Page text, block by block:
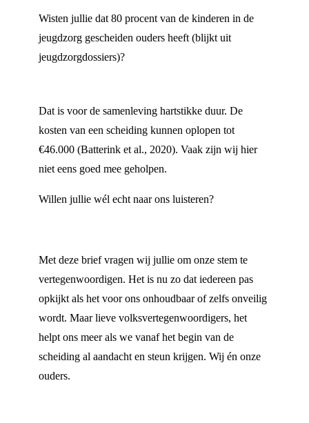
Wisten jullie dat 80 procent van de kinderen in de
jeugdzorg gescheiden ouders heeft (blijkt uit
jeugdzorgdossiers)?
Dat is voor de samenleving hartstikke duur. De
kosten van een scheiding kunnen oplopen tot
€46.000 (Batterink et al., 2020). Vaak zijn wij hier
niet eens goed mee geholpen.
Willen jullie wél echt naar ons luisteren?
Met deze brief vragen wij jullie om onze stem te
vertegenwoordigen. Het is nu zo dat iedereen pas
opkijkt als het voor ons onhoudbaar of zelfs onveilig
wordt. Maar lieve volksvertegenwoordigers, het
helpt ons meer als we vanaf het begin van de
scheiding al aandacht en steun krijgen. Wij én onze
ouders.